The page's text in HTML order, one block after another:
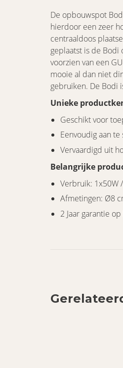
De opbouwspot
hierdoor een zeer
centraaldoos
geplaatst is de
voorzien van een
mooie al dan niet
gebruiken. De Bodi
Unieke
Geschikt voor
Eenvoudig aan
Vervaardigd uit
Belangrijke
Verbruik: 1x50W
Afmetingen: Ø8
2 Jaar garantie